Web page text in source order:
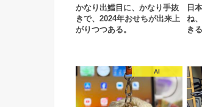
かなり出鱈目に、かなり手抜
きで、2024年おせちが出来上
がりつつある。
日
ね
き
AI